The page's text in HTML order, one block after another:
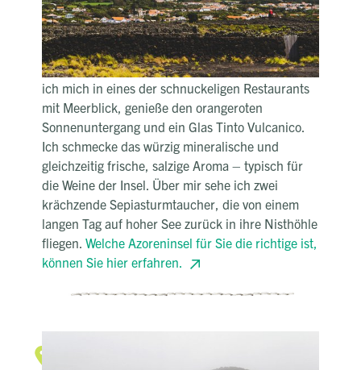
den Walen und Delfinen vor der Küste der Insel
Pico hat mich sprachlos gemacht. Die freudige
Energie der verspielten Meeresbewohner hat sich
auf mich übertragen. Ein paar Meter weiter setze
ich mich in eines der schnuckeligen Restaurants
mit Meerblick, genieße den orangeroten
Sonnenuntergang und ein Glas Tinto Vulcanico.
Ich schmecke das würzig mineralische und
gleichzeitig frische, salzige Aroma – typisch für
die Weine der Insel. Über mir sehe ich zwei
krächzende Sepiasturmtaucher, die von einem
langen Tag auf hoher See zurück in ihre Nisthöhle
fliegen. Welche Azoreninsel für Sie die richtige ist,
können Sie hier erfahren.